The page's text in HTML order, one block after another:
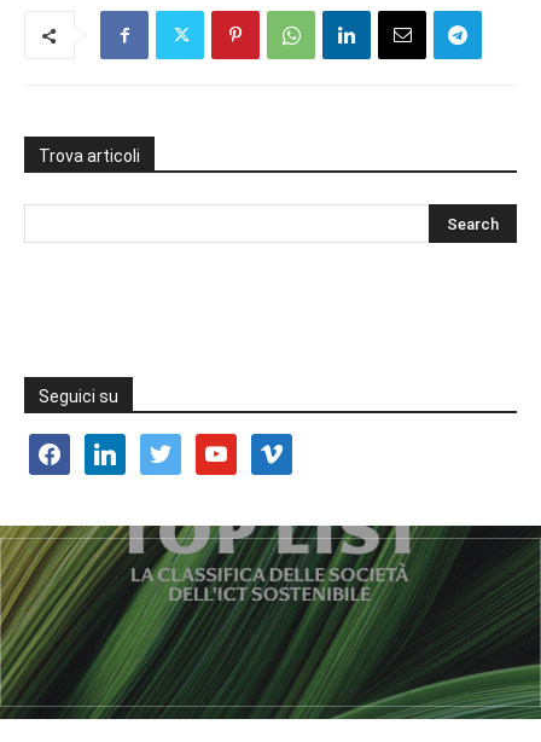
Trova articoli
Seguici su
facebooklinkedin twitter youtube vimeo